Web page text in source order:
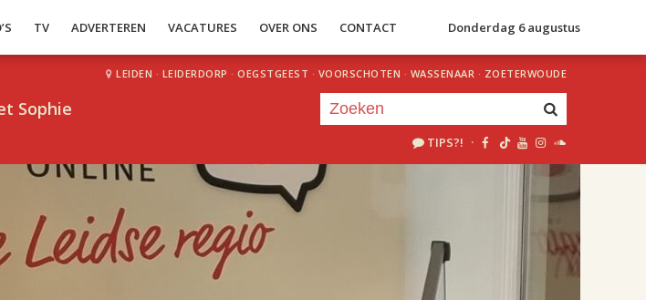
TV ADVERTEREN VACATURES OVER ONS CONTACT Donderdag 6 augustus
Sophie
LEIDEN · LEIDERDORP · OEGSTGEEST · VOORSCHOTEN · WASSENAAR · ZOETERWOUDE
TIPS?! ·
uur 1 van 2
Volgend uur